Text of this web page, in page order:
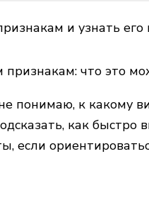
и узнать его
что это
понимаю, к какому
как быстро
если